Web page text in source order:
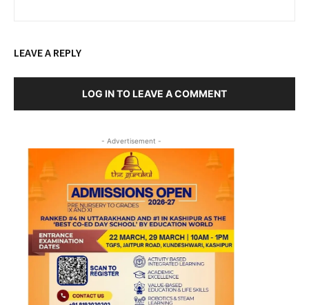
LEAVE A REPLY
LOG IN TO LEAVE A COMMENT
- Advertisement -